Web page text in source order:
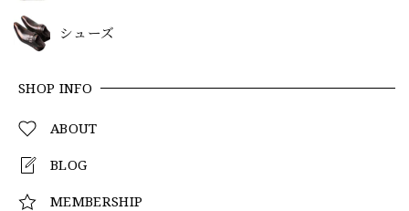
シューズ
SHOP INFO
ABOUT
BLOG
MEMBERSHIP